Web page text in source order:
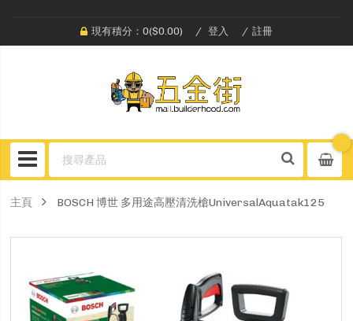
現有積分：0($0.00) 登入 註冊
主頁 BOSCH 博世 多用途高壓清洗槍UniversalAquatak125